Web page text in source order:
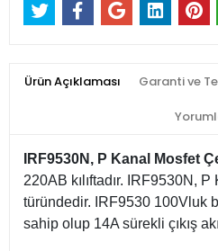
Ürün Açıklaması Garanti ve
IRF9530N, P Kanal Mosfet
220AB kılıftadır. IRF9530N,
türündedir. IRF9530 100Vluk
sahip olup 14A sürekli çıkış